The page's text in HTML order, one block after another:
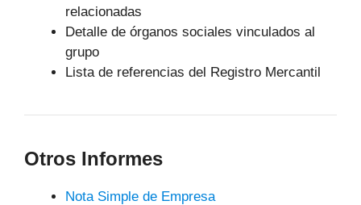
relacionadas
Detalle de órganos sociales vinculados al
grupo
Lista de referencias del Registro Mercantil
Otros Informes
Nota Simple de Empresa